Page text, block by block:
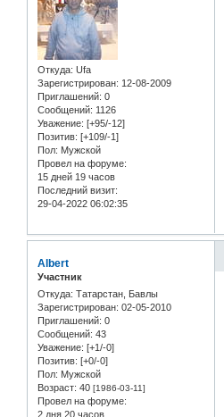
Откуда: Ufa
Зарегистрирован: 12-08-2009
Приглашений: 0
Сообщений: 1126
Уважение: [+95/-12]
Позитив: [+109/-1]
Пол: Мужской
Провел на форуме:
15 дней 19 часов
Последний визит:
29-04-2022 06:02:35
Albert
Участник
Откуда: Татарстан, Бавлы
Зарегистрирован: 02-05-2010
Приглашений: 0
Сообщений: 43
Уважение: [+1/-0]
Позитив: [+0/-0]
Пол: Мужской
Возраст: 40 [1986-03-11]
Провел на форуме:
2 дня 20 часов